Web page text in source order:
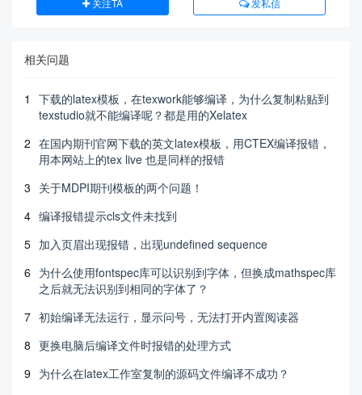
关注TA 发私信
相关问题
1
下载的latex模板，在texwork能够编译，为什么复制粘贴到
texstudio就不能编译呢？都是用的Xelatex
2 在国内期刊官网下载的英文latex模板，用CTEX编译报错，
用本网站上的tex live 也是同样的报错
3 关于MDPI期刊模板的两个问题！
4 编译报错提示cls文件未找到
5 加入页眉出现报错，出现undefined sequence
6 为什么使用fontspec库可以识别到字体，但换成mathspec库
之后就无法识别到相同的字体了？
7 初始编译无法运行，显示问号，无法打开内置阅读器
8 更换电脑后编译文件时报错的处理方式
9 为什么在latex工作室复制的源码文件编译不成功？